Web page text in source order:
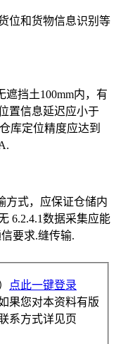
位和货物信息识别等
遮挡土100mm内，有
置信息延迟应小于
库定位精度应达到
方式，应保证仓储内
6.2.4.1数据采集应能
要求.缝传输.
点此一键登录
果您对本资料有版
系方式详见页